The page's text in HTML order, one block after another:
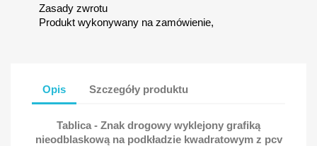
Zasady zwrotu
Produkt wykonywany na zamówienie,
Opis Szczegóły produktu
Tablica - Znak drogowy wyklejony grafiką
nieodblaskową na podkładzie kwadratowym z pcv